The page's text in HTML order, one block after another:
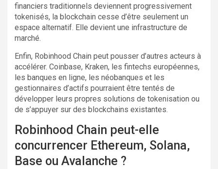
financiers traditionnels deviennent progressivement
tokenisés, la blockchain cesse d’être seulement un
espace alternatif. Elle devient une infrastructure de
marché.
Enfin, Robinhood Chain peut pousser d’autres acteurs à
accélérer. Coinbase, Kraken, les fintechs européennes,
les banques en ligne, les néobanques et les
gestionnaires d’actifs pourraient être tentés de
développer leurs propres solutions de tokenisation ou
de s’appuyer sur des blockchains existantes.
Robinhood Chain peut-elle
concurrencer Ethereum, Solana,
Base ou Avalanche ?